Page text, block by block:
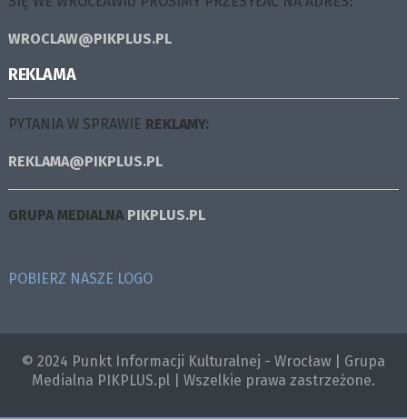
WROCLAW@PIKPLUS.PL
REKLAMA
PYTANIA W SPRAWIE REKLAMY:
REKLAMA@PIKPLUS.PL
GRUPA MEDIALNA PIKPLUS.PL
POBIERZ NASZE LOGO
© 2024 Punkt Informacji Kulturalnej - Wrocław | Grupa
Medialna PIKPLUS.pl | Wszelkie prawa zastrzeżone.